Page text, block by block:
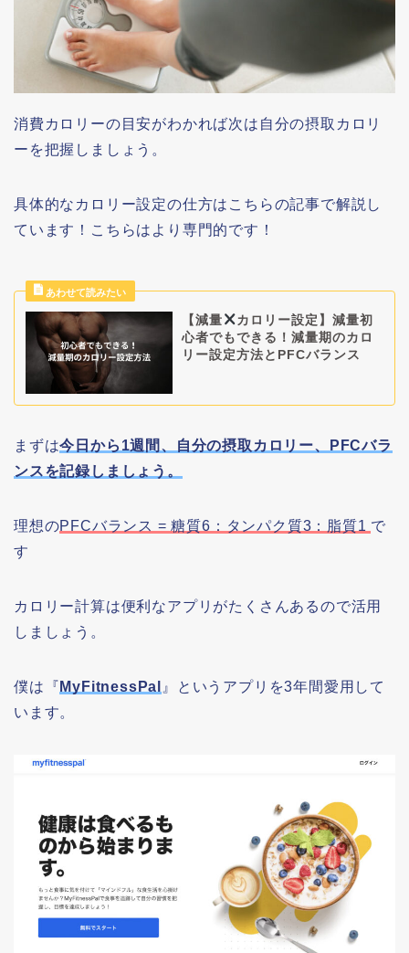
消費カロリーの目安がわかれば次は自分の摂取カロリ
ーを把握しましょう。
具体的なカロリー設定の仕方はこちらの記事で解説し
ています！こちらはより専門的です！
【減量
カロリー設定】減量初
心者でもできる！減量期のカロ
リー設定方法とPFCバランス
まずは今日から1週間、自分の摂取カロリー、PFCバラ
ンスを記録しましょう。
理想のPFCバランス = 糖質6：タンパク質3：脂質1 で
す
カロリー計算は便利なアプリがたくさんあるので活用
しましょう。
僕は『 MyFitnessPal 』というアプリを3年間愛用して
います。